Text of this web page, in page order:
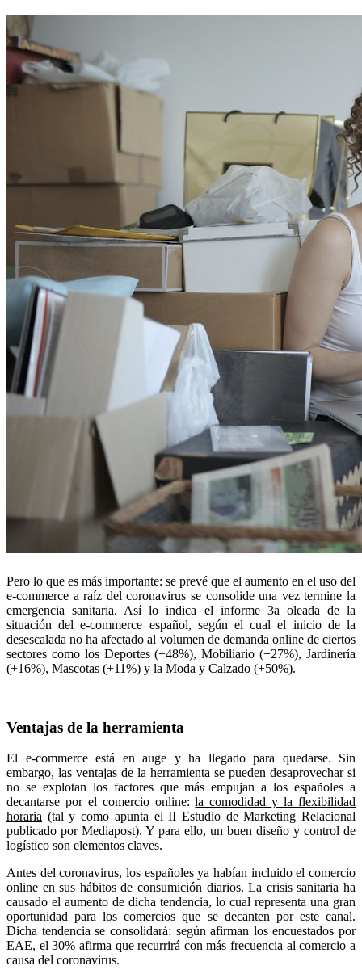
Pero lo que es más importante: se prevé que el aumento en el uso del
e-commerce a raíz del coronavirus se consolide una vez termine la
emergencia sanitaria. Así lo indica el informe 3a oleada de la
situación del e-commerce español, según el cual el inicio de la
desescalada no ha afectado al volumen de demanda online de ciertos
sectores como los Deportes (+48%), Mobiliario (+27%), Jardinería
(+16%), Mascotas (+11%) y la Moda y Calzado (+50%).
Ventajas de la herramienta
El e-commerce está en auge y ha llegado para quedarse. Sin
embargo, las ventajas de la herramienta se pueden desaprovechar si
no se explotan los factores que más empujan a los españoles a
decantarse por el comercio online:la comodidad y la flexibilidad
horaria (tal y como apunta el II Estudio de Marketing Relacional
publicado por Mediapost). Y para ello, un buen diseño y control de
logístico son elementos claves.
Antes del coronavirus, los españoles ya habían incluido el comercio
online en sus hábitos de consumición diarios. La crisis sanitaria ha
causado el aumento de dicha tendencia, lo cual representa una gran
oportunidad para los comercios que se decanten por este canal.
Dicha tendencia se consolidará: según afirman los encuestados por
EAE, el 30% afirma que recurrirá con más frecuencia al comercio a
causa del coronavirus.